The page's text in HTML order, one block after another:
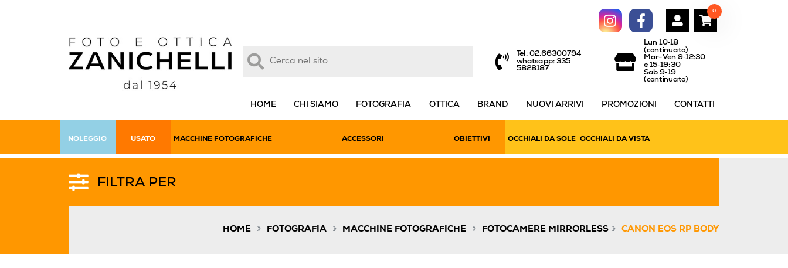
Tel: 02.66300794
whatsapp: 335
5828187
Lun 10‑18
(continuato)
Mar-Ven 9‑12:30
e 15‑19:30
Sab 9‑19
(continuato)
HOME CHI SIAMO FOTOGRAFIA OTTICA BRAND NUOVI ARRIVI PROMOZIONI CONTATTI
0
NOLEGGIO USATO MACCHINE FOTOGRAFICHE ACCESSORI OBIETTIVI OCCHIALI DA SOLE OCCHIALI DA VISTA
FILTRA PER
HOME » FOTOGRAFIA » MACCHINE FOTOGRAFICHE » FOTOCAMERE MIRRORLESS » CANON EOS RP BODY